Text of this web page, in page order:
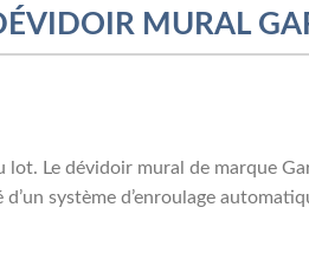
MURAL
Le dévidoir mural de marque
système d’enroulage